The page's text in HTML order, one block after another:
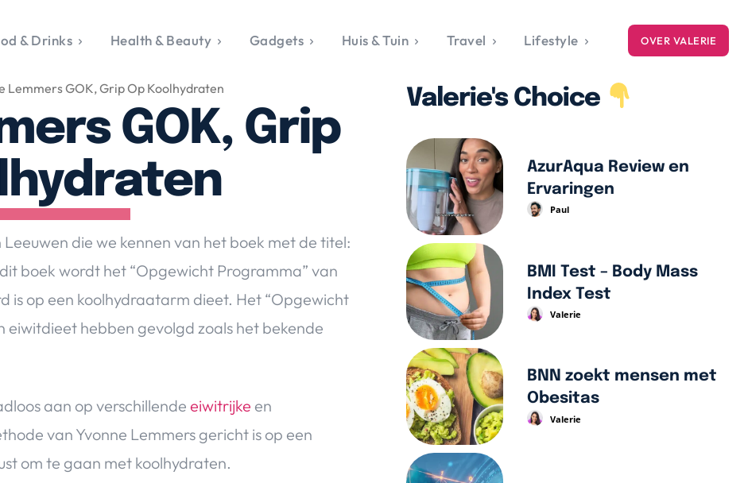
Valerie's Topics
Food & Drinks
& Opmerkelijk
Lifestyle, Sport &
& Tech
5 van Valerie
Health & Beauty
& Tuin
& Media
Over Valerie
Over Valerie
De Top 5
Contact
Food & Drinks
Health & Beauty
Lifestyle
& Drinks Health & Beauty Gadgets Huis & Tuin Travel Lifestyle OVER VALERIE
Lemmers GOK, Grip Op Koolhydraten
GOK, Grip
die we kennen van het boek met de titel:
boek wordt het “Opgewicht Programma” van
is op een koolhydraatarm dieet. Het “Opgewicht
eiwitdieet hebben gevolgd zoals het bekende
aan op verschillende eiwitrijke en
van Yvonne Lemmers gericht is op een
om te gaan met koolhydraten.
Valerie's Choice
AzurAqua Review en
Ervaringen
Paul
BMI Test – Body Mass
Index Test
Valerie
BNN zoekt mensen met
Obesitas
Valerie